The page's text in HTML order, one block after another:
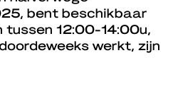
bent beschikbaar
tussen 12:00-14:00u,
werkt, zijn